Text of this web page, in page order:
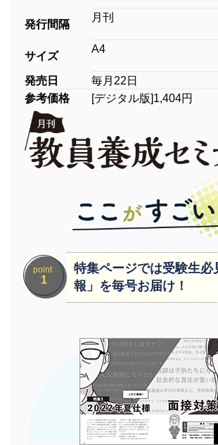
発行間隔
月刊
サイズ
A4
発売日
毎月22日
参考価格
[デジタル版]1,404円
point
1
特集ページでは受験生必
報」を毎号お届け！